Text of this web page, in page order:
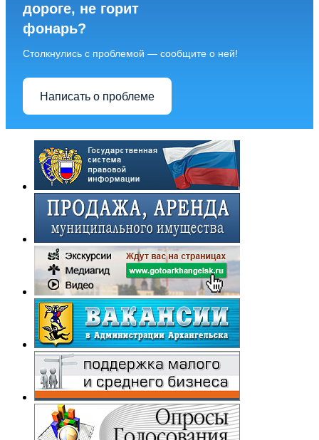
дороге, не горит
фонарь?
Столкнулись с проблемой — сообщите о ней!
Написать о проблеме